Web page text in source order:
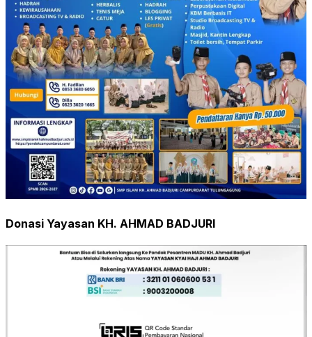
Donasi Yayasan KH. AHMAD BADJURI